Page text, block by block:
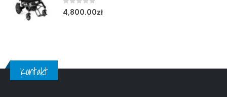
0out of 5
4,800.00zł
Kontakt